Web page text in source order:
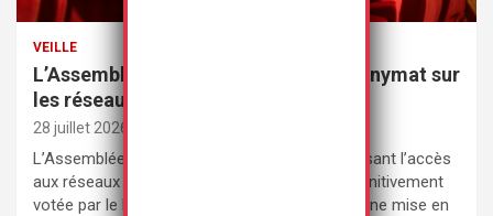
VEILLE
L’Assemblée nationale met fin à l’anonymat sur
les réseaux sociaux
28 juillet 2026
L’Assemblée nationale a adopté une loi interdisant l’accès
aux réseaux sociaux aux moins de 15 ans, définitivement
votée par le Parlement le 21 juillet 2026, avec une mise en